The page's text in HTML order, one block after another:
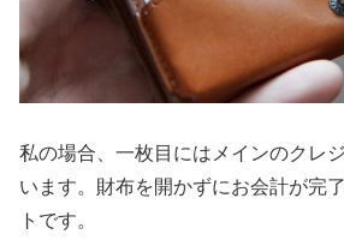
私の場合、一枚目にはメインのクレ
います。財布を開かずにお会計が完
トです。